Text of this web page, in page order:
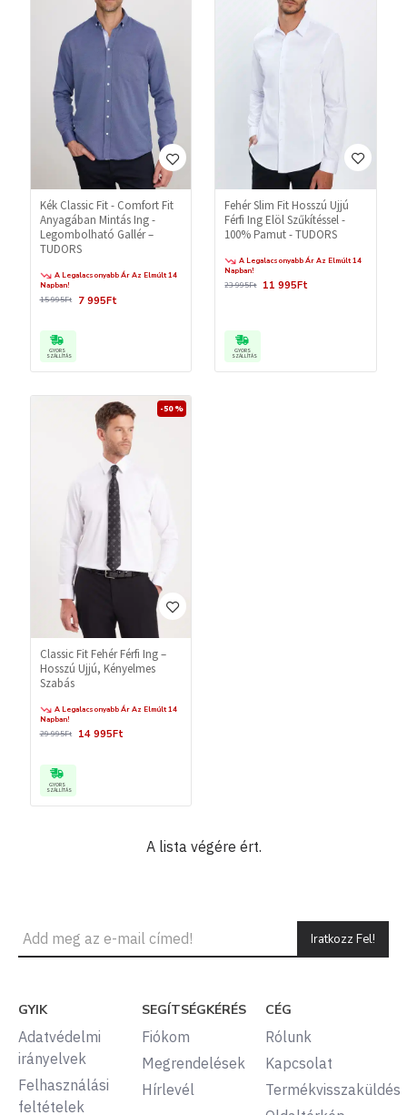
Kék Classic Fit - Comfort Fit
Anyagában Mintás Ing -
Legombolható Gallér –
TUDORS
A Legalacsonyabb Ár Az Elmúlt 14
Napban!
7 995Ft
15 995Ft
GYORS
SZÁLLÍTÁS
Fehér Slim Fit Hosszú Ujjú
Férfi Ing Elöl Szűkítéssel -
100% Pamut - TUDORS
A Legalacsonyabb Ár Az Elmúlt 14
Napban!
11 995Ft
23 995Ft
GYORS
SZÁLLÍTÁS
-50 %
Classic Fit Fehér Férfi Ing –
Hosszú Ujjú, Kényelmes
Szabás
A Legalacsonyabb Ár Az Elmúlt 14
Napban!
14 995Ft
29 995Ft
GYORS
SZÁLLÍTÁS
A lista végére ért.
Iratkozz Fel!
GYIK
Adatvédelmi
irányelvek
Felhasználási
feltételek
SEGÍTSÉGKÉRÉS
Fiókom
Megrendelések
Hírlevél
CÉG
Rólunk
Kapcsolat
Termékvisszaküldés